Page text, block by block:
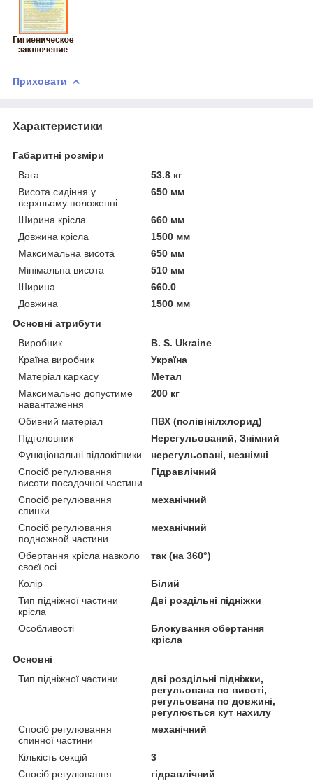
Приховати
Характеристики
Габаритні розміри
Вага
53.8 кг
Висота сидіння у
верхньому положенні
650 мм
Ширина крісла
660 мм
Довжина крісла
1500 мм
Максимальна висота
650 мм
Мінімальна висота
510 мм
Ширина
660.0
Довжина
1500 мм
Основні атрибути
Виробник
B. S. Ukraine
Країна виробник
Україна
Матеріал каркасу
Метал
Максимально допустиме
навантаження
200 кг
Обивний матеріал
ПВХ (полівінілхлорид)
Підголовник
Нерегульований, Знімний
Функціональні підлокітники
нерегульовані, незнімні
Спосіб регулювання
висоти посадочної частини
Гідравлічний
Спосіб регулювання
спинки
механічний
Спосіб регулювання
подножной частини
механічний
Обертання крісла навколо
своєї осі
так (на 360°)
Колір
Білий
Тип підніжної частини
крісла
Дві роздільні підніжки
Особливості
Блокування обертання
крісла
Основні
Тип підніжної частини
дві роздільні підніжки,
регульована по висоті,
регульована по довжині,
регулюється кут нахилу
Спосіб регулювання
спинної частини
механічний
Кількість секцій
3
Спосіб регулювання
гідравлічний